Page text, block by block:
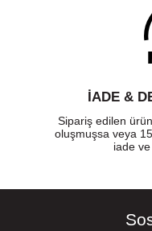
İADE &
Sipariş edilen
oluşmuşsa veya
iade